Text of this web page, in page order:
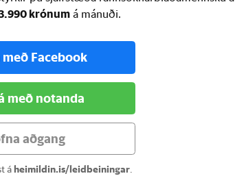
krónum á mánuði.
Facebook
með notanda
aðgang
áheimildin.is/leidbeiningar.